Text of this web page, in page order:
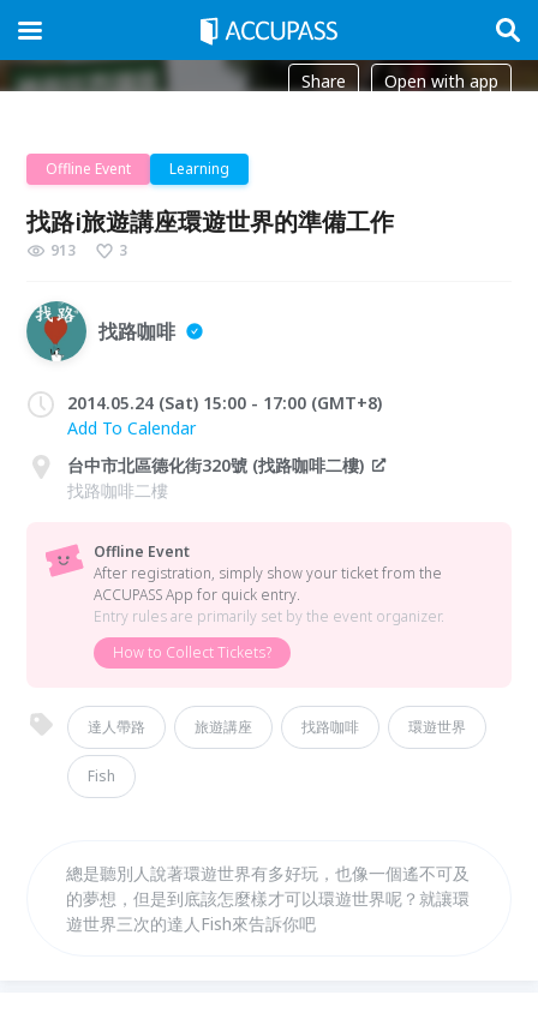
Share Open with app
Offline Event Learning
找路i旅遊講座環遊世界的準備工作
913 3
找路咖啡
2014.05.24 (Sat) 15:00 - 17:00 (GMT+8)
Add To Calendar
台中市北區德化街320號 (找路咖啡二樓)
找路咖啡二樓
Offline Event
After registration, simply show your ticket from the
ACCUPASS App for quick entry.
Entry rules are primarily set by the event organizer.
How to Collect Tickets?
達人帶路 旅遊講座 找路咖啡 環遊世界
Fish
總是聽別人說著環遊世界有多好玩，也像一個遙不可及
的夢想，但是到底該怎麼樣才可以環遊世界呢？就讓環
遊世界三次的達人Fish來告訴你吧